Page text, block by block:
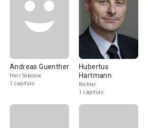
Andreas Guenther
Herr Sokolow
1 capítulo
Hubertus
Hartmann
Richter
1 capítulo